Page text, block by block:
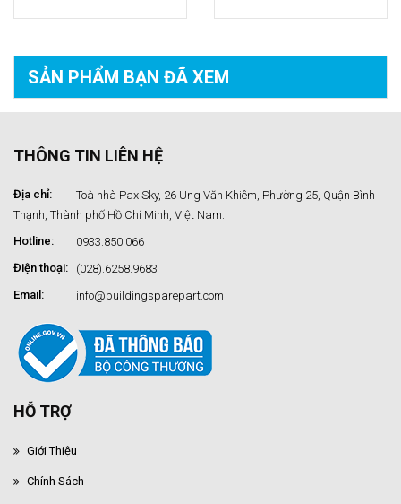
SẢN PHẨM BẠN ĐÃ XEM
THÔNG TIN LIÊN HỆ
Địa chỉ:
Toà nhà Pax Sky, 26 Ung Văn Khiêm, Phường 25, Quận Bình
Thạnh, Thành phố Hồ Chí Minh, Việt Nam.
Hotline:
0933.850.066
Điện thoại:
(028).6258.9683
Email:
info@buildingsparepart.com
HỖ TRỢ
Giới Thiệu
Chính Sách